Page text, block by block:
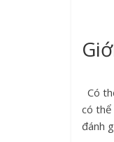
Có
có thể
đánh